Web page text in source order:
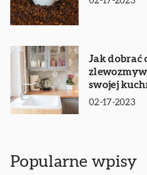
Jak dobrać
swojej
02-17-2023
Popularne wpisy